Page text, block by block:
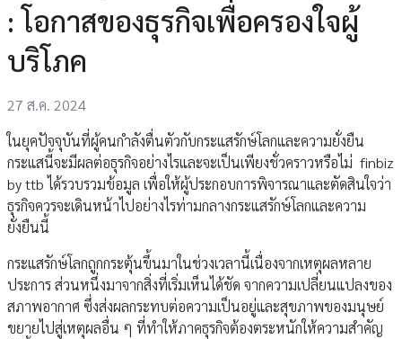
: โอกาสของธุรกิจเพื่อครองใจผู้
บริโภค
27 ส.ค. 2024
ในยุคปัจจุบันที่ผู้คนกำลังตื่นตัวกับกระแสรักษ์โลกและความยั่งยืน
กระแสนี้จะมีผลต่อธุรกิจอย่างไรและจะเป็นเพียงชั่วคราวหรือไม่ finbiz
by ttb ได้รวบรวมข้อมูล เพื่อให้ผู้ประกอบการพิจารณาและตัดสินใจว่า
ธุรกิจควรจะเดินหน้าไปอย่างไรท่ามกลางกระแสรักษ์โลกและความ
ยั่งยืนนี้
กระแสรักษ์โลกถูกกระตุ้นขึ้นมาในช่วงเวลานี้เนื่องจากเหตุผลหลาย
ประการ ส่วนหนึ่งมาจากสิ่งที่เริ่มเห็นได้ชัด จากความเปลี่ยนแปลงของ
สภาพอากาศ ซึ่งส่งผลกระทบต่อความเป็นอยู่และสุขภาพของมนุษย์
ขยายไปสู่เหตุผลอื่น ๆ ที่ทำให้ภาคธุรกิจต้องตระหนักให้ความสำคัญ